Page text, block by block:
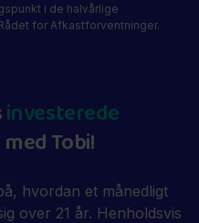
investerede
med Tobi!
hvordan et månedligt
over 21 år. Henholdsvis
i de halvårlige
for Afkastforventninger.